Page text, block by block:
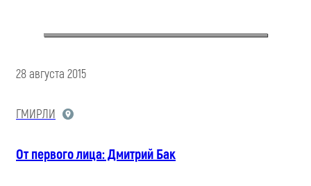
28 августа 2015
ГМИРЛИ
От первого лица: Дмитрий Бак